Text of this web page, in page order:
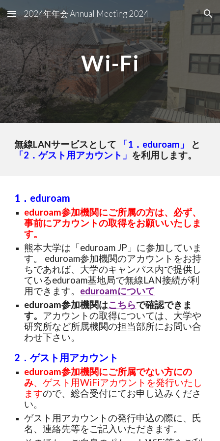
Skip to main content Skip to navigation
2024年年会 Annual Meeting 2024
Wi-Fi
無線LANサービスとして 「1．eduroam」
と
「2．ゲスト用アカウント」 を利用します。
1．eduroam
eduroam参加機関にご所属の方は、必ず、
事前にアカウントの取得をお願いいたしま
す。
熊本大学は「eduroam JP」に参加していま
す。 eduroam参加機関のアカウントをお持
ちであれば、大学のキャンパス内で提供し
ているeduroam基地局で無線LAN接続が利
用できます。 eduroamについて
eduroam参加機関はこちらで確認できま
す。 アカウントの取得については、大学や
研究所など所属機関の担当部所にお問い合
わせ下さい。
2．ゲスト用アカウント
eduroam参加機関にご所属でない方にの
み、ゲスト用WiFiアカウントを発行いたし
ますので、総合受付にてお申し込みくださ
い。
ゲスト用アカウントの発行申込の際に、氏
名、連絡先等をご記入いただきます。